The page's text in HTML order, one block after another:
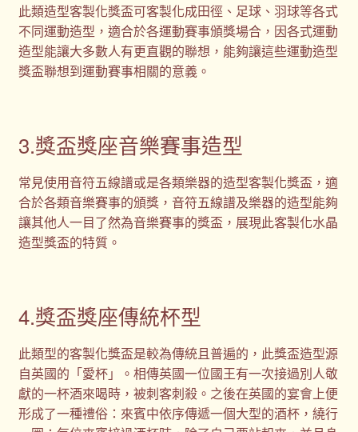
此類造型客製化獎盃可客製化成田徑、足球、羽球等各式
不同運動造型，適合於各運動賽事頒獎場合，因各式運動
造型能讓大多數人有更直觀的聯想，能夠讓這些運動造型
獎盃聯想到運動賽事相關的意義。
3.獎盃獎座音樂賽事造型
常見使用音符五線譜或是各類樂器的造型客製化獎盃，適
合於各類音樂賽事的頒獎，音符五線譜及樂器的造型能夠
讓其他人一目了然為音樂賽事的獎盃，展現此客製化水晶
造型獎盃的特質。
4.獎盃獎座傳統杯型
此類型的客製化獎盃是較為傳統且普遍的，此獎盃造型源
自英國的「愛杯」。相傳英國一位國王有一次接過別人敬
獻的一杯酒來喝時，被刺客刺殺。之後在英國的宴會上便
形成了一種禮俗：來賓中依序傳遞一個大型的酒杯，繞行